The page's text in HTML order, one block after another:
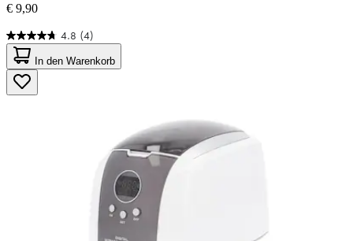
€ 9,90
4.8 (4)
4.8
von
5
Sternen.
4
In den Warenkorb